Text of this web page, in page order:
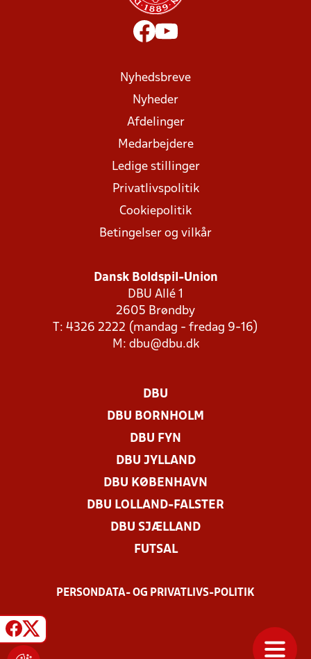
Nyhedsbreve
Nyheder
Afdelinger
Medarbejdere
Ledige stillinger
Privatlivspolitik
Cookiepolitik
Betingelser og vilkår
Dansk Boldspil-Union
DBU Allé 1
2605 Brøndby
T: 4326 2222 (mandag - fredag 9-16)
M: dbu@dbu.dk
DBU
DBU BORNHOLM
DBU FYN
DBU JYLLAND
DBU KØBENHAVN
DBU LOLLAND-FALSTER
DBU SJÆLLAND
FUTSAL
PERSONDATA- OG PRIVATLIVS-POLITIK